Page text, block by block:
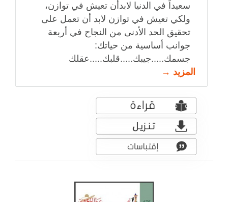
سعيداً في الدنيا لابدأن تعيش في توازن،
ولكي تعيش في توازن لابد أن تعمل على
تحقيق الحد الأدنى من النجاح في أربعة
جوانب أساسية من حياتك:
جسمك.....جيبك.....قلبك.....عقلك
المزيد →